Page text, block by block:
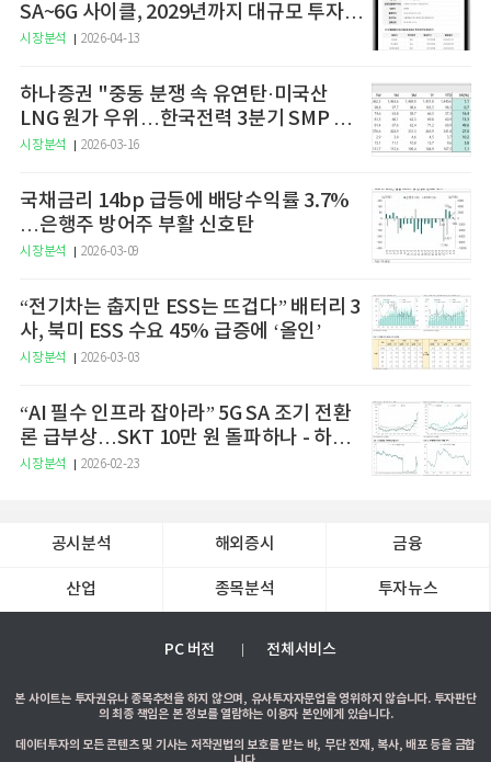
SA~6G 사이클, 2029년까지 대규모 투자
예고
시장분석 2026-04-13
하나증권 "중동 분쟁 속 유연탄·미국산
LNG 원가 우위…한국전력 3분기 SMP 상
승 전망"
시장분석 2026-03-16
국채금리 14bp 급등에 배당수익률 3.7%
…은행주 방어주 부활 신호탄
시장분석 2026-03-09
“전기차는 춥지만 ESS는 뜨겁다” 배터리 3
사, 북미 ESS 수요 45% 급증에 ‘올인’
시장분석 2026-03-03
“AI 필수 인프라 잡아라” 5G SA 조기 전환
론 급부상…SKT 10만 원 돌파하나 - 하나
증권
시장분석 2026-02-23
공시분석 해외증시 금융
산업 종목분석 투자뉴스
PC 버전 전체서비스
본 사이트는 투자권유나 종목추천을 하지 않으며, 유사투자자문업을 영위하지 않습니다. 투자판단
의 최종 책임은 본 정보를 열람하는 이용자 본인에게 있습니다.
데이터투자의 모든 콘텐츠 및 기사는 저작권법의 보호를 받는 바, 무단 전재, 복사, 배포 등을 금합